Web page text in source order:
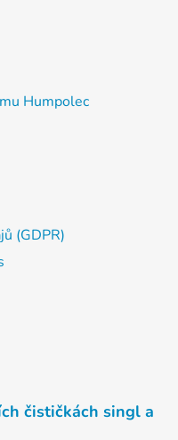
Humpolec
(GDPR)
čističkách singl a